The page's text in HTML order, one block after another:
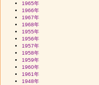
1965年
1966年
1967年
1968年
1955年
1956年
1957年
1958年
1959年
1960年
1961年
1948年